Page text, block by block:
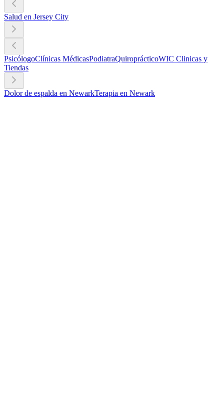
Salud en Jersey City
PsicólogoClínicas MédicasPodiatraQuiroprácticoWIC Clinicas y
Tiendas
Dolor de espalda en NewarkTerapia en Newark